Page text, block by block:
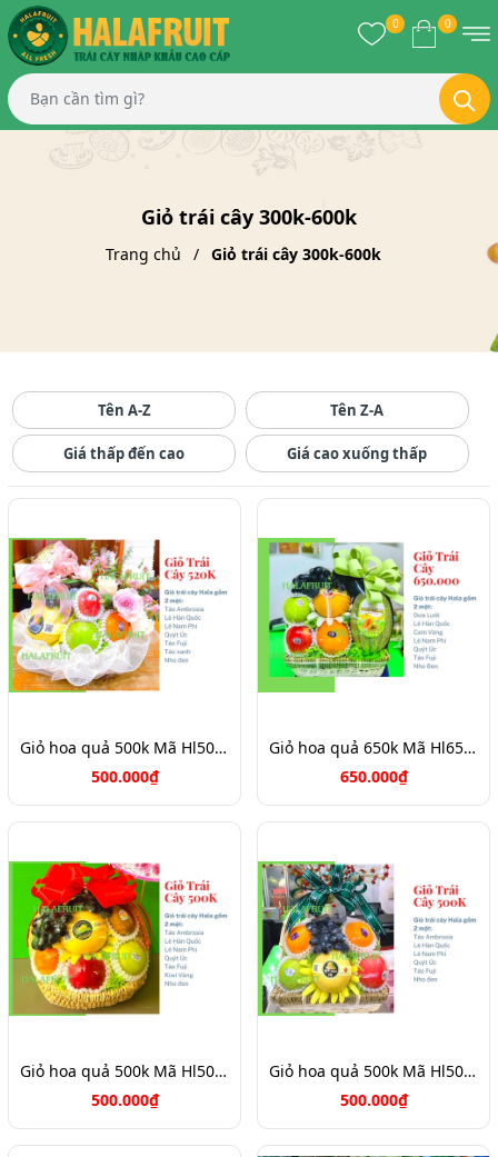
0 0
Giỏ trái cây 300k-600k
Trang chủ Giỏ trái cây 300k-600k
Tên A-Z Tên Z-A
Giá thấp đến cao Giá cao xuống thấp
Giỏ hoa quả 500k Mã Hl5055
500.000₫
Giỏ hoa quả 650k Mã Hl6500
650.000₫
Giỏ hoa quả 500k Mã Hl5052
500.000₫
Giỏ hoa quả 500k Mã Hl5051
500.000₫